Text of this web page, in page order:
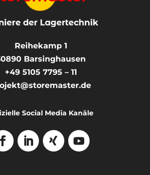
Reihekamp 1
Barsinghausen
+49 5105 7795 – 11
Social Media Kanäle